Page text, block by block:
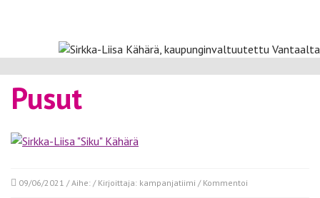
Pusut
09/06/2021 / Aihe: / Kirjoittaja: kampanjatiimi / Kommentoi